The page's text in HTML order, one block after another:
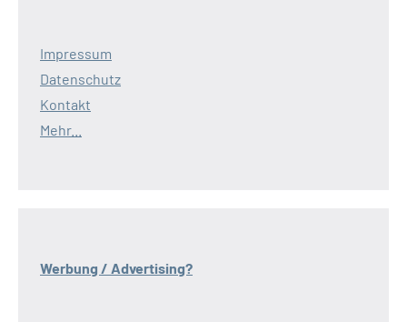
Impressum
Datenschutz
Kontakt
Mehr...
Werbung / Advertising?